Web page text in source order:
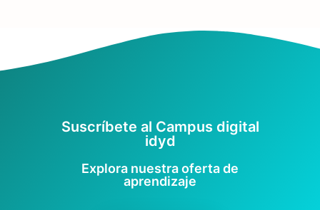
Suscríbete al Campus digital
idyd
Explora nuestra oferta de
aprendizaje